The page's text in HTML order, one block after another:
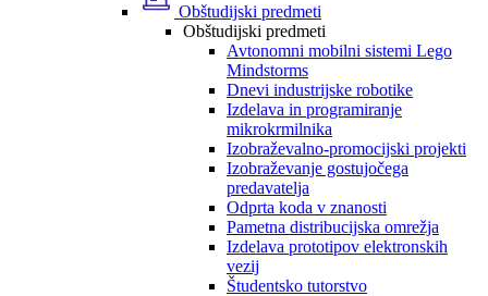
Obštudijski predmeti
Obštudijski predmeti
Avtonomni mobilni sistemi Lego
Mindstorms
Dnevi industrijske robotike
Izdelava in programiranje
mikrokrmilnika
Izobraževalno-promocijski projekti
Izobraževanje gostujočega
predavatelja
Odprta koda v znanosti
Pametna distribucijska omrežja
Izdelava prototipov elektronskih
vezij
Študentsko tutorstvo